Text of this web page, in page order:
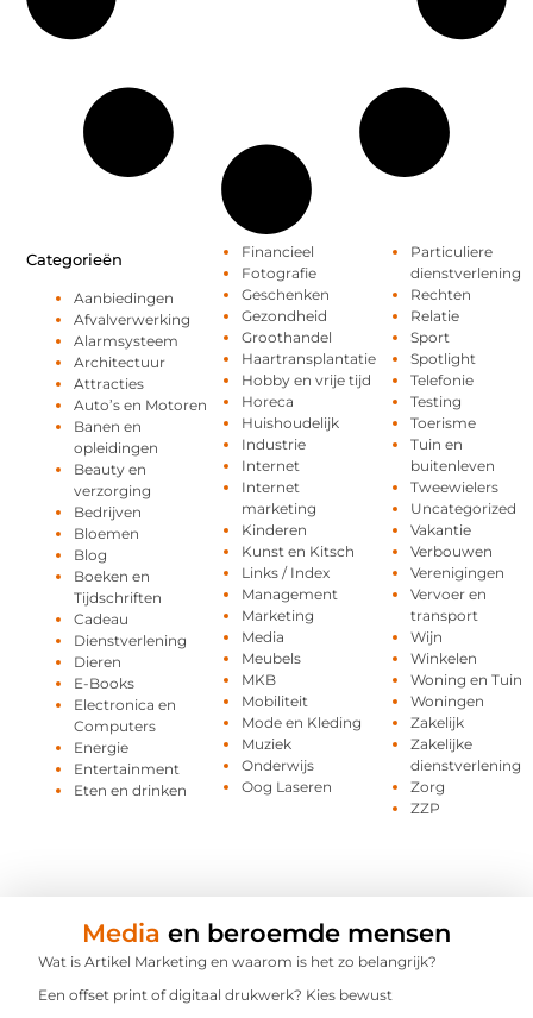
Categorieën
Aanbiedingen
Afvalverwerking
Alarmsysteem
Architectuur
Attracties
Auto’s en Motoren
Banen en
opleidingen
Beauty en
verzorging
Bedrijven
Bloemen
Blog
Boeken en
Tijdschriften
Cadeau
Dienstverlening
Dieren
E-Books
Electronica en
Computers
Energie
Entertainment
Eten en drinken
Financieel
Fotografie
Geschenken
Gezondheid
Groothandel
Haartransplantatie
Hobby en vrije tijd
Horeca
Huishoudelijk
Industrie
Internet
Internet
marketing
Kinderen
Kunst en Kitsch
Links / Index
Management
Marketing
Media
Meubels
MKB
Mobiliteit
Mode en Kleding
Muziek
Onderwijs
Oog Laseren
Particuliere
dienstverlening
Rechten
Relatie
Sport
Spotlight
Telefonie
Testing
Toerisme
Tuin en
buitenleven
Tweewielers
Uncategorized
Vakantie
Verbouwen
Verenigingen
Vervoer en
transport
Wijn
Winkelen
Woning en Tuin
Woningen
Zakelijk
Zakelijke
dienstverlening
Zorg
ZZP
Media en beroemde mensen
Wat is Artikel Marketing en waarom is het zo belangrijk?
Een offset print of digitaal drukwerk? Kies bewust